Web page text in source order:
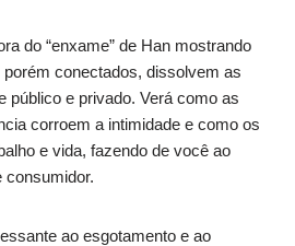
do “enxame” de Han mostrando
conectados, dissolvem as
público e privado. Verá como as
corroem a intimidade e como os
e vida, fazendo de você ao
consumidor.
ao esgotamento e ao